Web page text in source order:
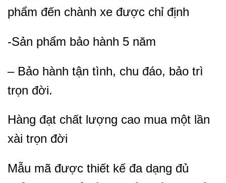
phẩm đến chành xe được chỉ định
-Sản phẩm bảo hành 5 năm
– Bảo hành tận tình, chu đáo, bảo trì
trọn đời.
Hàng đạt chất lượng cao mua một lần
xài trọn đời
Mẫu mã được thiết kế đa dạng đủ